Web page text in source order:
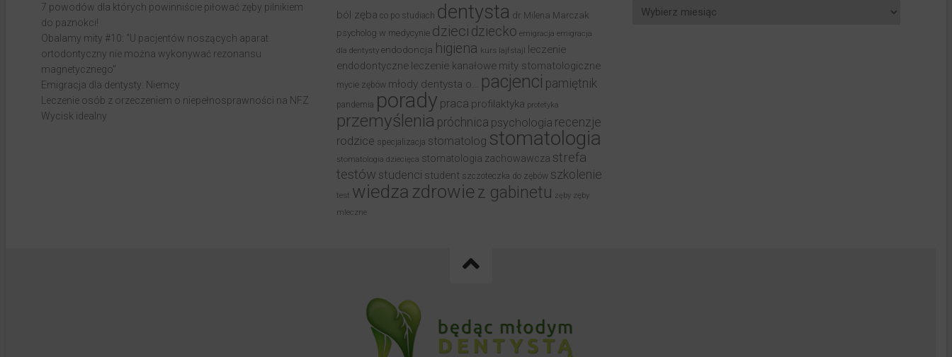
7 powodów dla których powinniście piłować zęby pilnikiem
do paznokci!
Obalamy mity #10: "U pacjentów noszących aparat
ortodontyczny nie można wykonywać rezonansu
magnetycznego"
Emigracja dla dentysty: Niemcy
Leczenie osób z orzeczeniem o niepełnosprawności na NFZ
Wycisk idealny
ból zęba co po studiach dentysta dr Milena Marczak
psycholog w medycynie dzieci dziecko emigracja emigracja
dla dentysty endodoncja higiena kurs lajfstajl leczenie
endodontyczne leczenie kanałowe mity stomatologiczne
mycie zębów młody dentysta o… pacjenci pamiętnik
pandemia porady praca profilaktyka protetyka
przemyślenia próchnica psychologia recenzje
rodzice specjalizacja stomatolog stomatologia
stomatologia dziecięca stomatologia zachowawcza strefa
testów studenci student szczoteczka do zębów szkolenie
test wiedza zdrowie z gabinetu zęby zęby
mleczne